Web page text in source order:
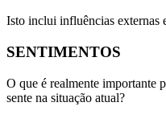
Isto inclui influências externas
SENTIMENTOS
O que é realmente importante
sente na situação atual?